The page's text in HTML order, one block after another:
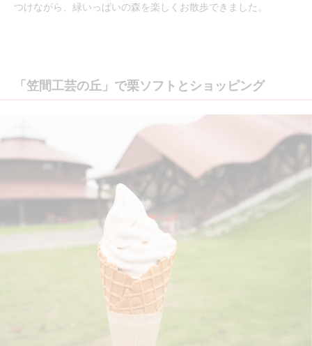
つけながら、緑いっぱいの森を楽しくお散歩できました。
「笠間工芸の丘」で栗ソフトとショッピング